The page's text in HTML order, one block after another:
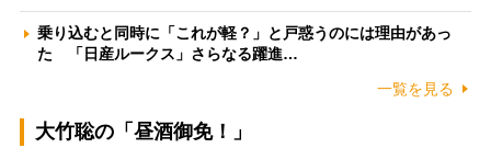
乗り込むと同時に「これが軽？」と戸惑うのには理由があっ
た 「日産ルークス」さらなる躍進…
一覧を見る
大竹聡の「昼酒御免！」